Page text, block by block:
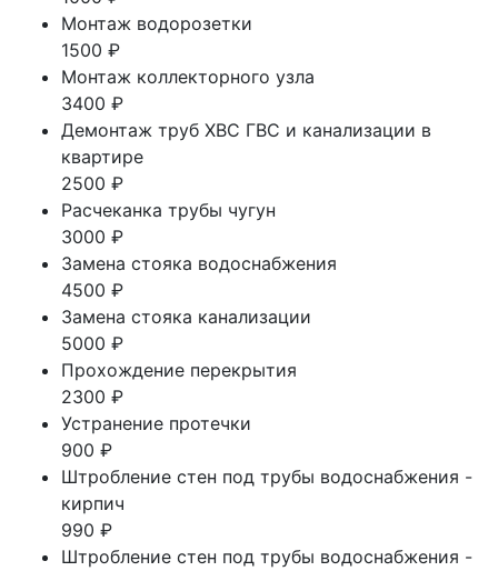
Монтаж водорозетки
1500 ₽
Монтаж коллекторного узла
3400 ₽
Демонтаж труб ХВС ГВС и канализации в
квартире
2500 ₽
Расчеканка трубы чугун
3000 ₽
Замена стояка водоснабжения
4500 ₽
Замена стояка канализации
5000 ₽
Прохождение перекрытия
2300 ₽
Устранение протечки
900 ₽
Штробление стен под трубы водоснабжения -
кирпич
990 ₽
Штробление стен под трубы водоснабжения -